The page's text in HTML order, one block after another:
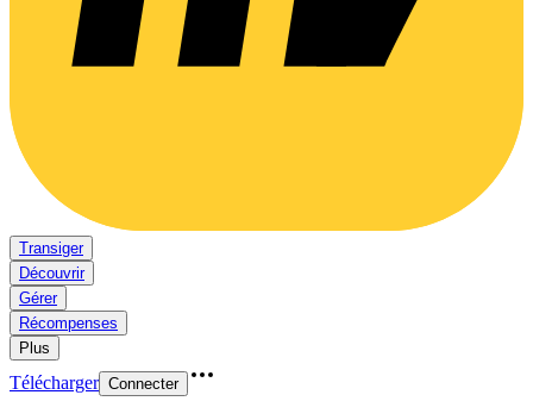
Transiger
Découvrir
Gérer
Récompenses
Plus
Télécharger Connecter